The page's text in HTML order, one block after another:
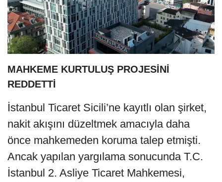
MAHKEME KURTULUŞ PROJESİNİ
REDDETTİ
İstanbul Ticaret Sicili’ne kayıtlı olan şirket,
nakit akışını düzeltmek amacıyla daha
önce mahkemeden koruma talep etmişti.
Ancak yapılan yargılama sonucunda T.C.
İstanbul 2. Asliye Ticaret Mahkemesi,